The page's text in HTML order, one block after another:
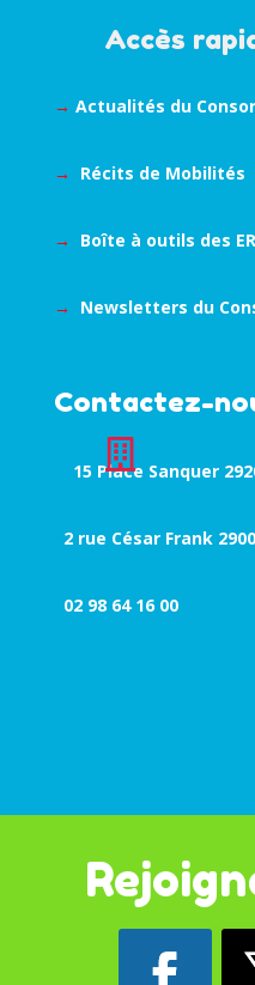
Accès
→ Actualités du
→ Récits de Mobilités
→ Boîte à outils des
→ Newsletters du
Contactez-
15 Place Sanquer
2 rue César Frank
02 98 64 16 00
